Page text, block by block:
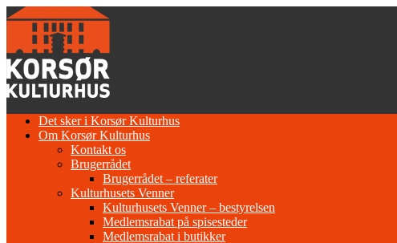
Gå
indhold
Det sker i Korsør Kulturhus
Om Korsør Kulturhus
Kontakt os
Brugerrådet
Brugerrådet – referater
Kulturhusets Venner
Kulturhusets Venner – bestyrelsen
Medlemsrabat på spisesteder
Medlemsrabat i butikker